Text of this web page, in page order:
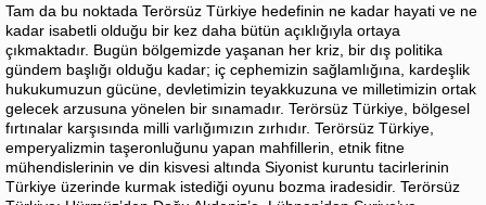
Tam da bu noktada Terörsüz Türkiye hedefinin ne kadar hayati ve ne
kadar isabetli olduğu bir kez daha bütün açıklığıyla ortaya
çıkmaktadır. Bugün bölgemizde yaşanan her kriz, bir dış politika
gündem başlığı olduğu kadar; iç cephemizin sağlamlığına, kardeşlik
hukukumuzun gücüne, devletimizin teyakkuzuna ve milletimizin ortak
gelecek arzusuna yönelen bir sınamadır. Terörsüz Türkiye, bölgesel
fırtınalar karşısında milli varlığımızın zırhıdır. Terörsüz Türkiye,
emperyalizmin taşeronluğunu yapan mahfillerin, etnik fitne
mühendislerinin ve din kisvesi altında Siyonist kuruntu tacirlerinin
Türkiye üzerinde kurmak istediği oyunu bozma iradesidir. Terörsüz